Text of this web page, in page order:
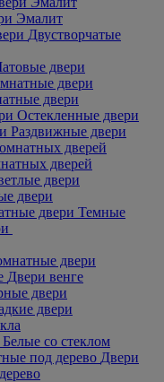
Эмалит
Двустворчатые
двери
двери
Остекленные двери
Раздвижные двери
дверей
двери
двери
Темные
двери
Двери венге
двери
двери
Белые со стеклом
Двери